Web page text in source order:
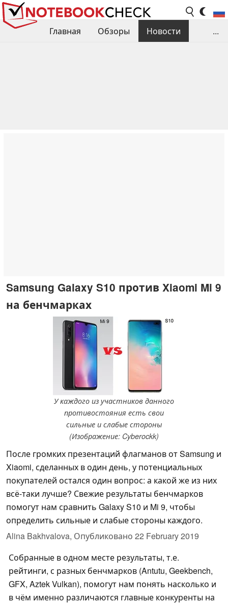
Главная Обзоры
Новости
...
Samsung Galaxy S10 против Xiaomi Mi 9
на бенчмарках
У каждого из участников данного
противостояния есть свои
сильные и слабые стороны
(Изображение: Cyberockk)
После громких презентаций флагманов от Samsung и
Xiaomi, сделанных в один день, у потенциальных
покупателей остался один вопрос: а какой же из них
всё-таки лучше? Свежие результаты бенчмарков
помогут нам сравнить Galaxy S10 и Mi 9, чтобы
определить сильные и слабые стороны каждого.
Alina Bakhvalova, Опубликовано 22 February 2019
Собранные в одном месте результаты, т.е.
рейтинги, с разных бенчмарков (Antutu, Geekbench,
GFX, Aztek Vulkan), помогут нам понять насколько и
в чём именно различаются главные конкуренты на